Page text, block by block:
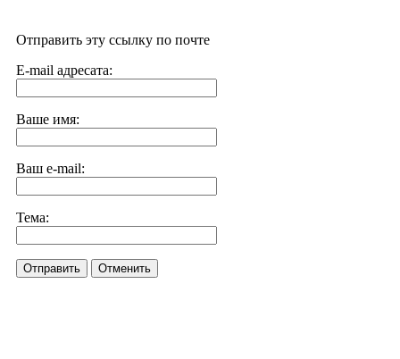
Отправить эту ссылку по почте
E-mail адресата:
Ваше имя:
Ваш e-mail:
Тема:
Отправить Отменить